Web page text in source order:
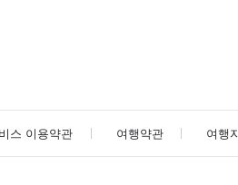
스 이용약관 여행약관 여행